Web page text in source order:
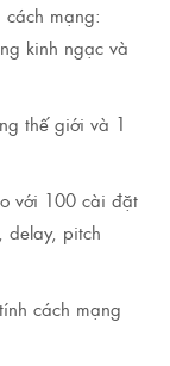
mạng:
kinh ngạc và
thế giới và 1
với 100 cài đặt
delay, pitch
cách mạng